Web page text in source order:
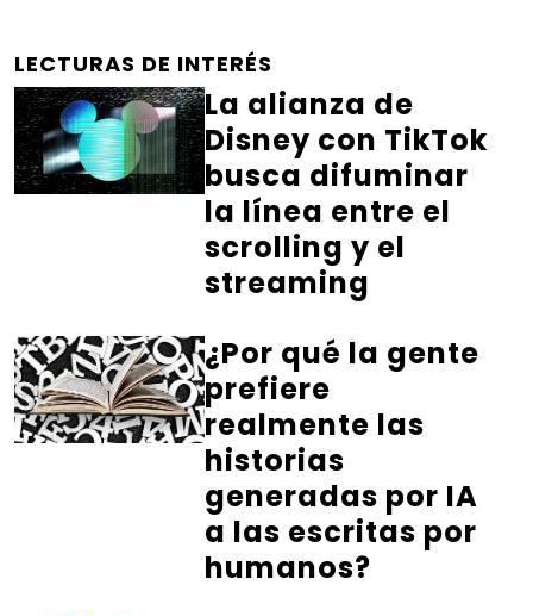
LECTURAS DE INTERÉS
La alianza de
Disney con TikTok
busca difuminar
la línea entre el
scrolling y el
streaming
¿Por qué la gente
prefiere
realmente las
historias
generadas por IA
a las escritas por
humanos?